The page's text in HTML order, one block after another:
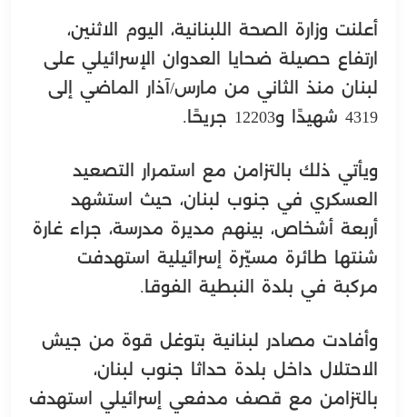
أعلنت وزارة الصحة اللبنانية، اليوم الاثنين،
ارتفاع حصيلة ضحايا العدوان الإسرائيلي على
لبنان منذ الثاني من مارس/آذار الماضي إلى
4319 شهيدًا و12203 جريحًا.
ويأتي ذلك بالتزامن مع استمرار التصعيد
العسكري في جنوب لبنان، حيث استشهد
أربعة أشخاص، بينهم مديرة مدرسة، جراء غارة
شنتها طائرة مسيّرة إسرائيلية استهدفت
مركبة في بلدة النبطية الفوقا.
وأفادت مصادر لبنانية بتوغل قوة من جيش
الاحتلال داخل بلدة حداثا جنوب لبنان،
بالتزامن مع قصف مدفعي إسرائيلي استهدف